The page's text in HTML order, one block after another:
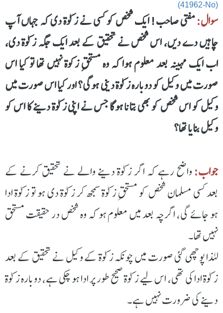
(41962-No)
سوال:مفتی صاحب! ایک شخص کو کسی نے زکوٰۃ دی کہ جہاں آپ
چاہیں دے دیں، اس شخص نے تحقیق کے بعد ایک جگہ زکوٰۃ دی،
اب ایک مہینہ بعد معلوم ہوا کہ وہ مستحقِ زکوۃ نہیں تھا تو کیا اس
صورت میں وکیل کو دوبارہ زکوٰۃ دینی ہوگی؟ اور کیا اس صورت میں
وکیل کو اس شخص کو بھی بتانا ہوگا جس نے اپنی زکوٰۃ دینے کا اس کو
وکیل بنایا تھا؟
جواب:واضح رہے کہ اگر زکوٰۃ دینے والے نے تحقیق کرنے کے
بعد کسی مسلمان شخص کو مستحقِ زکوٰۃ سمجھ کر زکوٰۃ دی ہو تو زکوٰۃ ادا
ہو جائے گی، اگرچہ بعد میں معلوم ہو کہ وہ شخص در حقیقت مستحق
نہیں تھا۔
لہٰذا پوچھی گئی صورت میں چونکہ زکوٰۃ کے وکیل نے تحقیق کے بعد
زکوٰۃ ادا کی تھی، اس لیے زکوٰۃ صحیح طور پر ادا ہو چکی ہے، دوبارہ زکوٰۃ
دینے کی ضرورت نہیں ہے۔